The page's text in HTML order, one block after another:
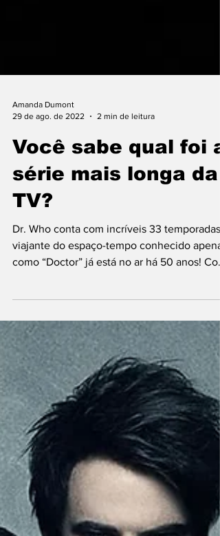
Amanda Dumont
29 de ago. de 2022
2 min de leitura
Você sabe qual foi a
série mais longa da
TV?
11...